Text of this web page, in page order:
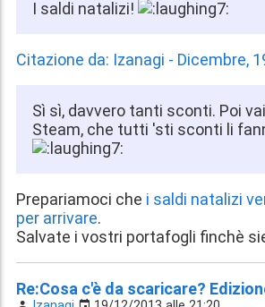
I saldi natalizi!
Citazione da: Izanagi - Dicembre,
Sì sì, davvero tanti sconti. Poi
Steam, che tutti 'sti sconti li
Prepariamoci che i saldi natalizi
per arrivare.
Salvate i vostri portafogli finchè
Re:Cosa c'è da scaricare?